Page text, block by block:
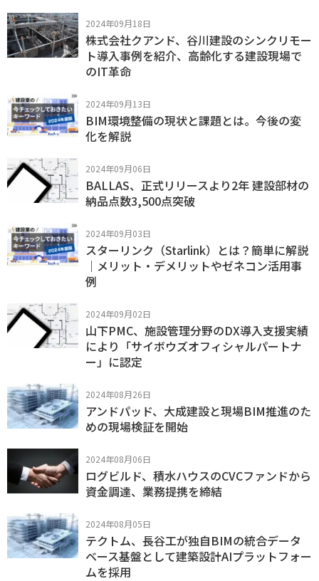
2024年09月18日
株式会社クアンド、谷川建設のシンクリモー
ト導入事例を紹介、高齢化する建設現場で
のIT革命
2024年09月13日
BIM環境整備の現状と課題とは。今後の変
化を解説
2024年09月06日
BALLAS、正式リリースより2年 建設部材の
納品点数3,500点突破
2024年09月03日
スターリンク（Starlink）とは？簡単に解説
｜メリット・デメリットやゼネコン活用事
例
2024年09月02日
山下PMC、施設管理分野のDX導入支援実績
により「サイボウズオフィシャルパートナ
ー」に認定
2024年08月26日
アンドパッド、大成建設と現場BIM推進のた
めの現場検証を開始
2024年08月06日
ログビルド、積水ハウスのCVCファンドから
資金調達、業務提携を締結
2024年08月05日
テクトム、長谷工が独自BIMの統合データ
ベース基盤として建築設計AIプラットフォー
ムを採用